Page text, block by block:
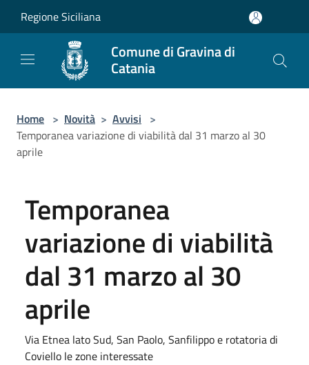
Regione Siciliana
Comune di Gravina di
Catania
Home > Novità > Avvisi >
Temporanea variazione di viabilità dal 31 marzo al 30
aprile
Temporanea
variazione di viabilità
dal 31 marzo al 30
aprile
Via Etnea lato Sud, San Paolo, Sanfilippo e rotatoria di
Coviello le zone interessate